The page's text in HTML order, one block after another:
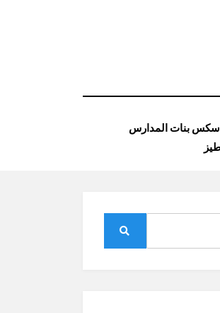
بنات المدارس